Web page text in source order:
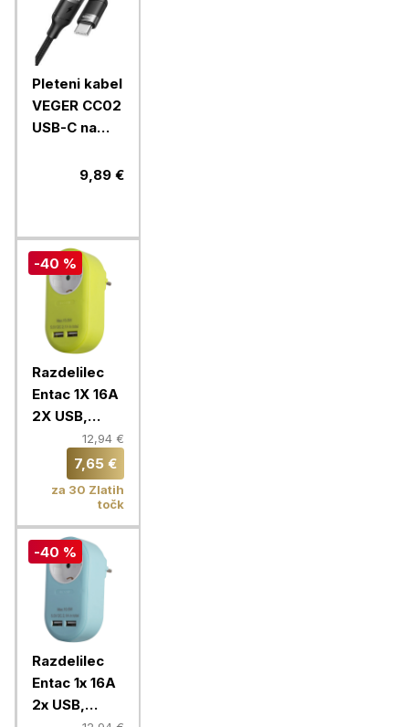
Pleteni kabel
VEGER CC02
USB-C na
9,89 €
-40 %
Razdelilec
Entac 1X 16A
2X USB,
12,94 €
7,65 €
za 30 Zlatih
točk
-40 %
Razdelilec
Entac 1x 16A
2x USB,